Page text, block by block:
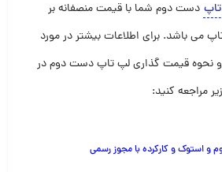
دست دوم شما با قیمت منصفانه بر
باشد. برای اطلاعات بیشتر در مورد
نحوه قیمت گذاری لپ تاپ دست دوم در
مراجعه کنید:
و استوک و کارکرده با مجوز رسمی